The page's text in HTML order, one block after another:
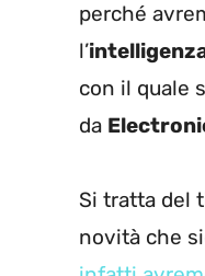
perché
l’
con il quale
da
Si tratta del
novità che